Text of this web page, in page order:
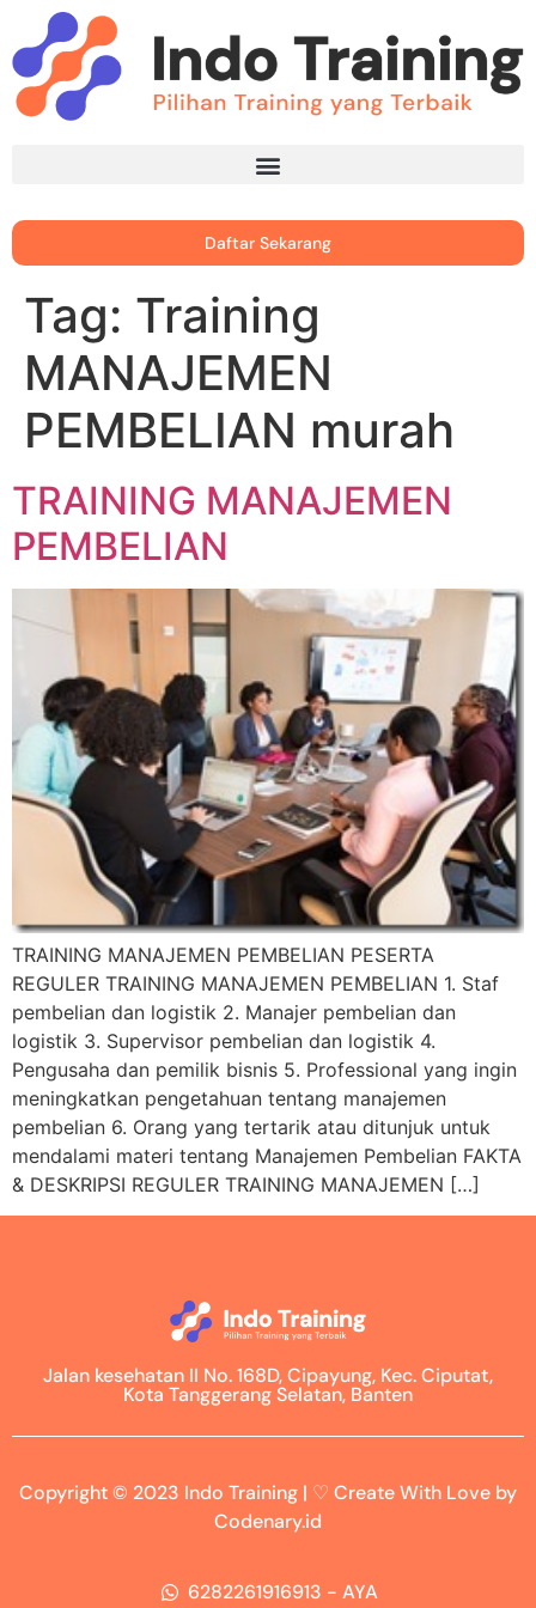
Daftar Sekarang
Tag: Training
MANAJEMEN
PEMBELIAN murah
TRAINING MANAJEMEN
PEMBELIAN
TRAINING MANAJEMEN PEMBELIAN PESERTA
REGULER TRAINING MANAJEMEN PEMBELIAN 1. Staf
pembelian dan logistik 2. Manajer pembelian dan
logistik 3. Supervisor pembelian dan logistik 4.
Pengusaha dan pemilik bisnis 5. Professional yang ingin
meningkatkan pengetahuan tentang manajemen
pembelian 6. Orang yang tertarik atau ditunjuk untuk
mendalami materi tentang Manajemen Pembelian FAKTA
& DESKRIPSI REGULER TRAINING MANAJEMEN […]
Jalan kesehatan II No. 168D, Cipayung, Kec. Ciputat,
Kota Tanggerang Selatan, Banten
Copyright © 2023 Indo Training | ♡ Create With Love by
Codenary.id
6282261916913 - AYA